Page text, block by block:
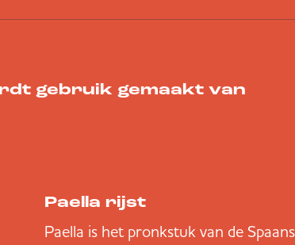
gebruik gemaakt van
Paella rijst
Paella is het pronkstuk van de